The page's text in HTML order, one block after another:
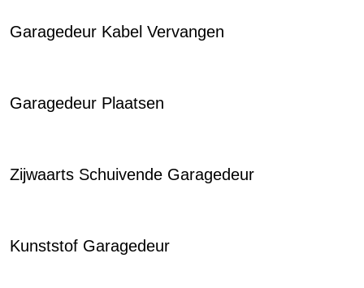
Garagedeur Kabel Vervangen
Garagedeur Plaatsen
Zijwaarts Schuivende Garagedeur
Kunststof Garagedeur